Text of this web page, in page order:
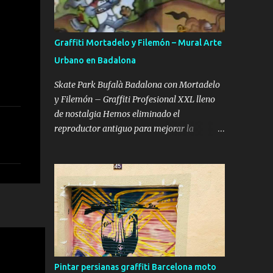
hiperrealismo. Aquí os voy a dejar los que a
mi modo de ver son los mejores graffiteros
del mundo en letras 3d (model pastel).
Primero explicaré un poquito de que se trata
el estilo 3d o también llamado model pastel.
El estilo 3d tiene el objetivo de crear un
efecto relieve que de la sensación de que
sobresale de la pared. Para conseguir este
efecto detridimensionalidad es necesario
100% de este efecto), se pueden realizar
usando una sola gama de colores, ya...
Graffiti Mortadelo y Filemón – Mural Arte
Urbano en Badalona
Skate Park Bufalà Badalona con Mortadelo
y Filemón – Graffiti Profesional XXL lleno
de nostalgia Hemos eliminado el
reproductor antiguo para mejorar la
vídeo completo: Skate Park Bufalà con
Mortadelo y Filemón – Proceso Completo
(YouTube) Cuando el skate se encuentra con
Mortadelo y Filemón Hay murales bonitos.
Hay murales grandes. Y luego están los
murales que conectan directamente con la
infancia de varias generaciones. El Skate
Pintar persianas graffiti Barcelona moto